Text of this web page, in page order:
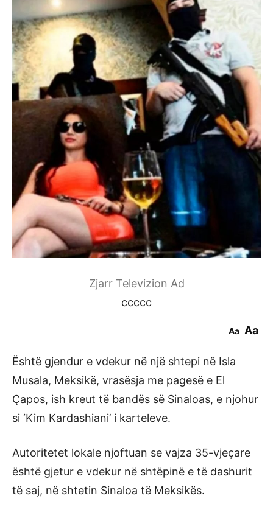
Zjarr Televizion Ad
ccccc
Aa Aa
Është gjendur e vdekur në një shtepi në Isla
Musala, Meksikë, vrasësja me pagesë e El
Çapos, ish kreut të bandës së Sinaloas, e njohur
si ‘Kim Kardashiani’ i karteleve.
Autoritetet lokale njoftuan se vajza 35-vjeçare
është gjetur e vdekur në shtëpinë e të dashurit
të saj, në shtetin Sinaloa të Meksikës.